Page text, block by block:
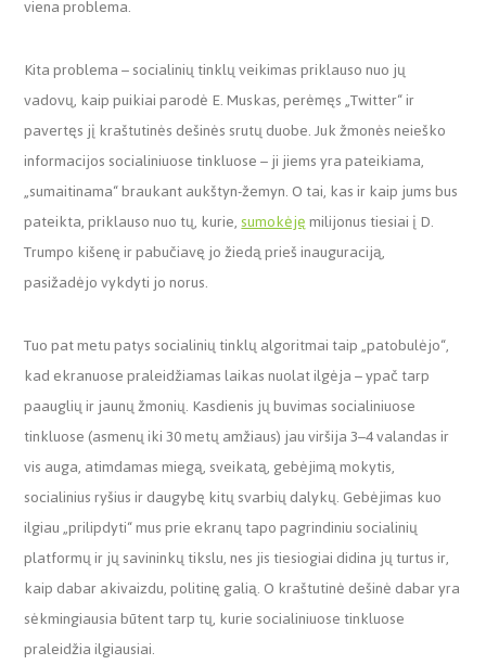
viena problema.
Kita problema – socialinių tinklų veikimas priklauso nuo jų
vadovų, kaip puikiai parodė E. Muskas, perėmęs „Twitter“ ir
pavertęs jį kraštutinės dešinės srutų duobe. Juk žmonės neieško
informacijos socialiniuose tinkluose – ji jiems yra pateikiama,
„sumaitinama“ braukant aukštyn-žemyn. O tai, kas ir kaip jums bus
pateikta, priklauso nuo tų, kurie,sumokėjęmilijonus tiesiai į D.
Trumpo kišenę ir pabučiavę jo žiedą prieš inauguraciją,
pasižadėjo vykdyti jo norus.
Tuo pat metu patys socialinių tinklų algoritmai taip „patobulėjo“,
kad ekranuose praleidžiamas laikas nuolat ilgėja – ypač tarp
paauglių ir jaunų žmonių. Kasdienis jų buvimas socialiniuose
tinkluose (asmenų iki 30 metų amžiaus) jau viršija 3–4 valandas ir
vis auga, atimdamas miegą, sveikatą, gebėjimą mokytis,
socialinius ryšius ir daugybę kitų svarbių dalykų. Gebėjimas kuo
ilgiau „prilipdyti“ mus prie ekranų tapo pagrindiniu socialinių
platformų ir jų savininkų tikslu, nes jis tiesiogiai didina jų turtus ir,
kaip dabar akivaizdu, politinę galią. O kraštutinė dešinė dabar yra
sėkmingiausia būtent tarp tų, kurie socialiniuose tinkluose
praleidžia ilgiausiai.